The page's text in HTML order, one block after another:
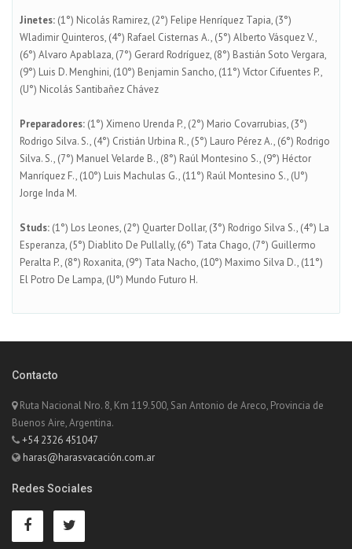
Jinetes: (1°) Nicolás Ramirez, (2°) Felipe Henríquez Tapia, (3°)
Wladimir Quinteros, (4°) Rafael Cisternas A., (5°) Alberto Vásquez V.,
(6°) Alvaro Apablaza, (7°) Gerard Rodríguez, (8°) Bastián Soto Vergara,
(9°) Luis D. Menghini, (10°) Benjamin Sancho, (11°) Víctor Cifuentes P.,
(U°) Nicolás Santibañez Chávez
Preparadores: (1°) Ximeno Urenda P., (2°) Mario Covarrubias, (3°)
Rodrigo Silva. S., (4°) Cristián Urbina R., (5°) Lauro Pérez A., (6°) Rodrigo
Silva. S., (7°) Manuel Velarde B., (8°) Raúl Montesino S., (9°) Héctor
Manríquez F., (10°) Luis Machulas G., (11°) Raúl Montesino S., (U°)
Jorge Inda M.
Studs: (1°) Los Leones, (2°) Quarter Dollar, (3°) Rodrigo Silva S., (4°) La
Esperanza, (5°) Diablito De Pullally, (6°) Tata Chago, (7°) Guillermo
Peralta P., (8°) Roxanita, (9°) Tata Nacho, (10°) Maximo Silva D., (11°)
El Potro De Lampa, (U°) Mundo Futuro H.
Contacto
Ruta Nacional Nro. 8, Km 119.500, San Antonio de Areco, Provincia de
Buenos Aire, Argentina.
+54 2326 451047
haras@harasvacación.com.ar
Redes Sociales